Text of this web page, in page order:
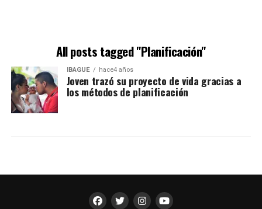
All posts tagged "Planificación"
IBAGUÉ hace4 años
Joven trazó su proyecto de vida gracias a
los métodos de planificación